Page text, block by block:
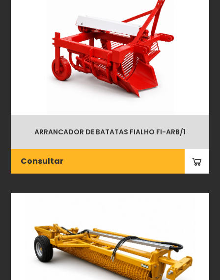
ARRANCADOR DE BATATAS FIALHO FI-ARB/1
Consultar